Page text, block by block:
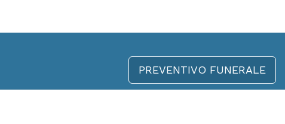
PREVENTIVO FUNERALE